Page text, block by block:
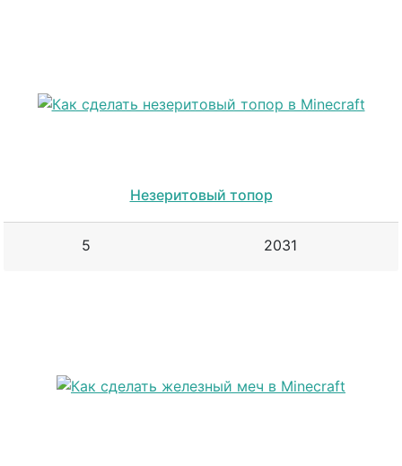
Незеритовый топор
5 2031